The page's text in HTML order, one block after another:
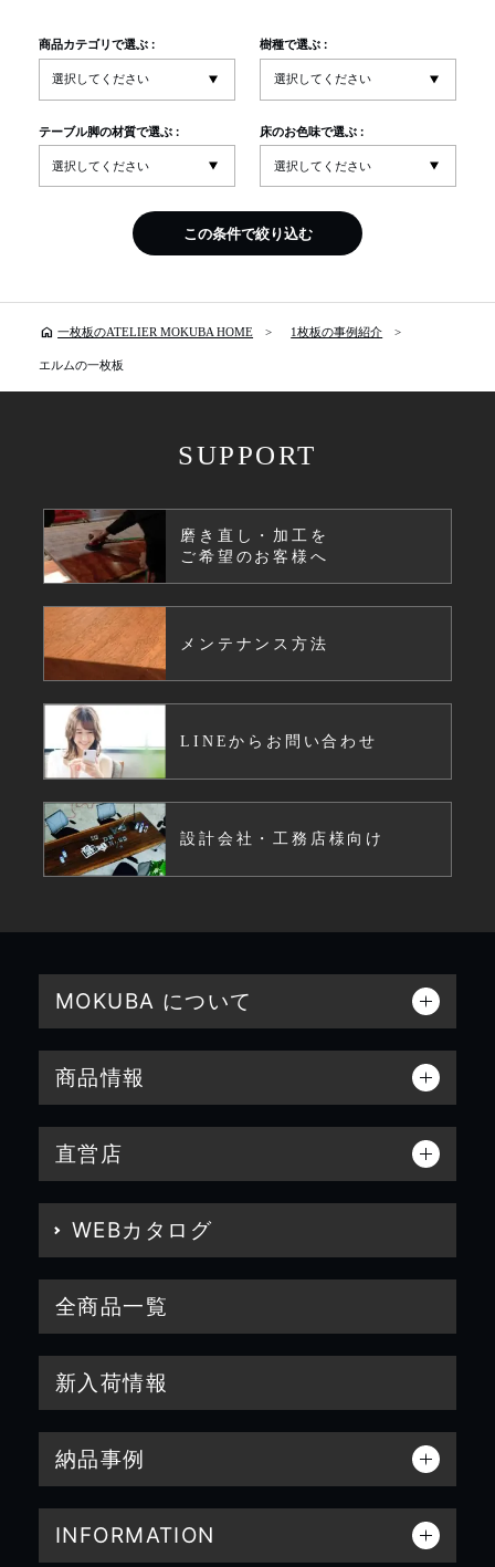
商品カテゴリで選ぶ : 樹種で選ぶ :
テーブル脚の材質で選ぶ : 床のお色味で選ぶ :
この条件で絞り込む
home 一枚板のATELIER MOKUBA HOME 1枚板の事例紹介
エルムの一枚板
SUPPORT
磨き直し・加工を
ご希望のお客様へ
メンテナンス方法
LINEからお問い合わせ
設計会社・工務店様向け
MOKUBA について
商品情報
直営店
WEBカタログ
全商品一覧
新入荷情報
納品事例
INFORMATION